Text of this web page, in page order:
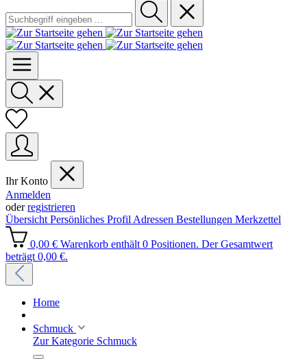
Ihr Konto
Anmelden
oderregistrieren
Übersicht Persönliches Profil Adressen Bestellungen Merkzettel
0,00 € Warenkorb enthält 0 Positionen. Der Gesamtwert
beträgt 0,00 €.
Home
Schmuck
Zur Kategorie Schmuck